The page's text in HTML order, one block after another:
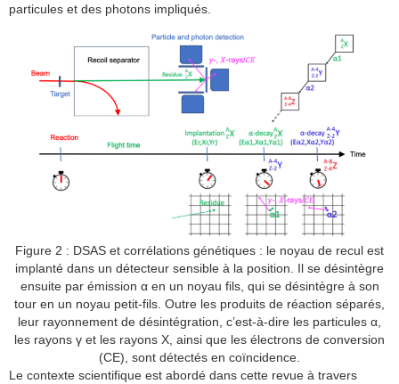
particules et des photons impliqués.
Figure 2 : DSAS et corrélations génétiques : le noyau de recul est
implanté dans un détecteur sensible à la position. Il se désintègre
ensuite par émission α en un noyau fils, qui se désintègre à son
tour en un noyau petit-fils. Outre les produits de réaction séparés,
leur rayonnement de désintégration, c’est-à-dire les particules α,
les rayons γ et les rayons X, ainsi que les électrons de conversion
(CE), sont détectés en coïncidence.
Le contexte scientifique est abordé dans cette revue à travers